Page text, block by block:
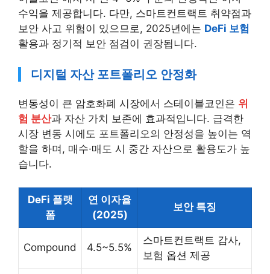
수익을 제공합니다. 다만, 스마트컨트랙트 취약점과
보안 사고 위험이 있으므로, 2025년에는 DeFi 보험
활용과 정기적 보안 점검이 권장됩니다.
디지털 자산 포트폴리오 안정화
변동성이 큰 암호화폐 시장에서 스테이블코인은 위
험 분산과 자산 가치 보존에 효과적입니다. 급격한
시장 변동 시에도 포트폴리오의 안정성을 높이는 역
할을 하며, 매수·매도 시 중간 자산으로 활용도가 높
습니다.
DeFi 플랫
폼
연 이자율
(2025)
보안 특징
Compound 4.5~5.5%
스마트컨트랙트 감사,
보험 옵션 제공